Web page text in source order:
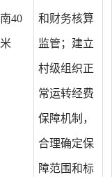
南40
米
和财务核算
监管；建立
村级组织正
常运转经费
保障机制，
合理确定保
障范围和标